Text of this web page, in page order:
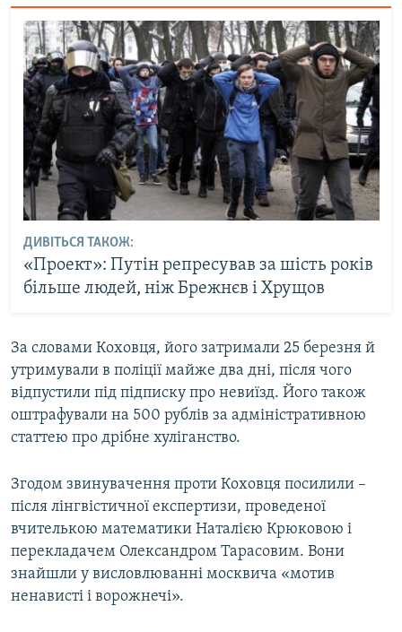
ДИВІТЬСЯ ТАКОЖ:
«Проект»: Путін репресував за шість років
більше людей, ніж Брежнєв і Хрущов
За словами Коховця, його затримали 25 березня й
утримували в поліції майже два дні, після чого
відпустили під підписку про невиїзд. Його також
оштрафували на 500 рублів за адміністративною
статтею про дрібне хуліганство.
Згодом звинувачення проти Коховця посилили –
після лінгвістичної експертизи, проведеної
вчителькою математики Наталією Крюковою і
перекладачем Олександром Тарасовим. Вони
знайшли у висловлюванні москвича «мотив
ненависті і ворожнечі».